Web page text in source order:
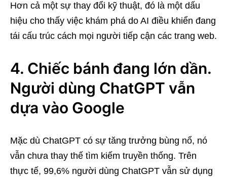
Hơn cả một sự thay đổi kỹ thuật, đó là một dấu
hiệu cho thấy việc khám phá do AI điều khiển đang
tái cấu trúc cách mọi người tiếp cận các trang web.
4. Chiếc bánh đang lớn dần.
Người dùng ChatGPT vẫn
dựa vào Google
Mặc dù ChatGPT có sự tăng trưởng bùng nổ, nó
vẫn chưa thay thế tìm kiếm truyền thống. Trên
thực tế, 99,6% người dùng ChatGPT vẫn sử dụng